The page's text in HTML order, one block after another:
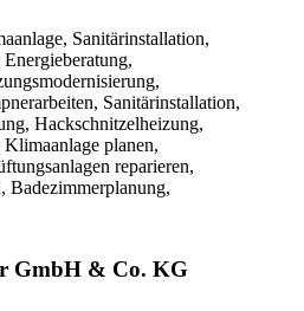
Sanitärinstallation,
Sanitärinstallation,
Hackschnitzelheizung,
planen,
reparieren,
Badezimmerplanung,
GmbH & Co. KG